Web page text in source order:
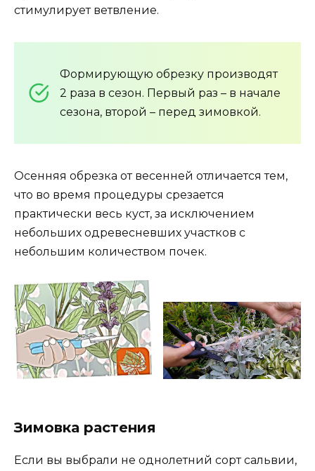
стимулирует ветвление.
Формирующую обрезку производят
2 раза в сезон. Первый раз – в начале
сезона, второй – перед зимовкой.
Осенняя обрезка от весенней отличается тем,
что во время процедуры срезается
практически весь куст, за исключением
небольших одревесневших участков с
небольшим количеством почек.
Зимовка растения
Если вы выбрали не однолетний сорт сальвии,